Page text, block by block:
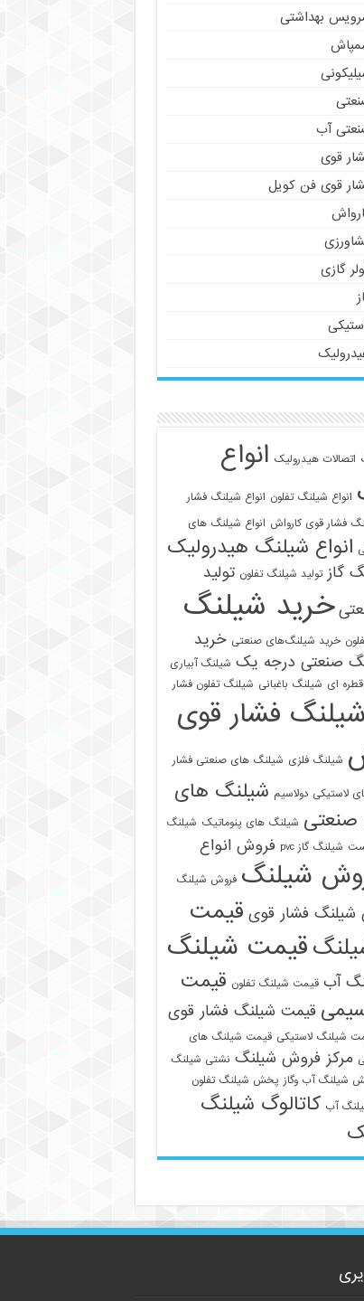
بهداشتی
آب
قوی
قوی فن کویل
گازی
اتصالات هیدرولیک انواع
انواع شیلنگ تفلون انواع شیلنگ فشار
فشار قوی کارواش انواع شیلنگ های
انواع شیلنگ هیدرولیک
گاز تولید شیلنگ تفلون تولید
خرید شیلنگ
خرید شیلنگ‌های صنعتی خرید
صنعتی درجه یک شیلنگ آبیاری
ای شیلنگ باغبانی شیلنگ تفلون فشار
شیلنگ فشار قوی
شیلنگ فلزی شیلنگ های صنعتی فشار
لاستیکی دولاسیم شیلنگ های
صنعتی شیلنگ های پنوماتیک شیلنگ
شیلنگ گاز pvc
فروش انواع
شیلنگ فروش شیلنگ
فشار قوی قیمت
قیمت شیلنگ
آب قیمت شیلنگ تفلون قیمت
قیمت شیلنگ فشار قوی
شیلنگ لاستیکی قیمت شیلنگ های
مرکز فروش شیلنگ نشتی شیلنگ
شیلنگ آب وگاز پخش شیلنگ تفلون
آب کاتالوگ شیلنگ